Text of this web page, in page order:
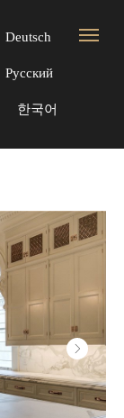
Deutsch
Русский
한국어